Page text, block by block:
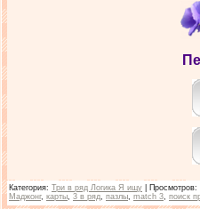
Категория: Три в ряд Логика Я ищу Просмотров:
Маджонг, карты 3 в ряд пазлы match 3 поиск